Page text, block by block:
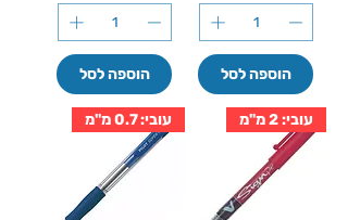
הוספה לסל הוספה לסל
עובי: 2 מ''מ עובי: 0.7 מ''מ